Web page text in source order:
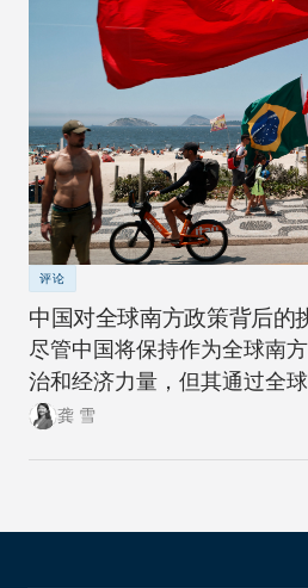
评论
中国对全球南方政策背后的
尽管中国将保持作为全球南
治和经济力量，但其通过全
球北方的雄心计划远非十拿九
龚 雪